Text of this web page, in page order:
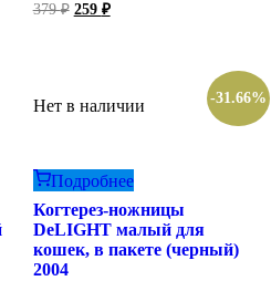
379₽ Первоначальная
цена
259 ₽Текущая
цена:
Нет в наличии
Подробнее
-31.66%
Когтерез-ножницы
DeLIGHT малый для
кошек, в пакете (черный)
2004